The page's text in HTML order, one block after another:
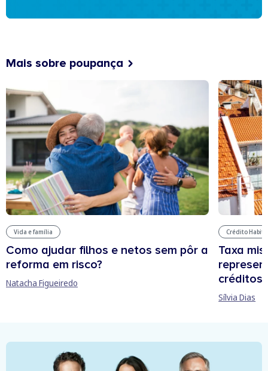
Mais sobre poupança
Vida e família
Como ajudar filhos e netos sem pôr a
reforma em risco?
Natacha Figueiredo
Crédito
Taxa
créditos
Sílvia Dias